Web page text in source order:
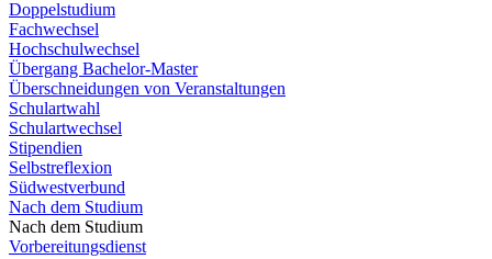
Doppelstudium
Fachwechsel
Hochschulwechsel
Übergang Bachelor-Master
Überschneidungen von Veranstaltungen
Schulartwahl
Schulartwechsel
Stipendien
Selbstreflexion
Südwestverbund
Nach dem Studium
Nach dem Studium
Vorbereitungsdienst